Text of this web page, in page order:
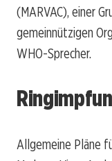
(MARVAC), einer
gemeinnützigen
WHO-Sprecher.
Allgemeine Pläne